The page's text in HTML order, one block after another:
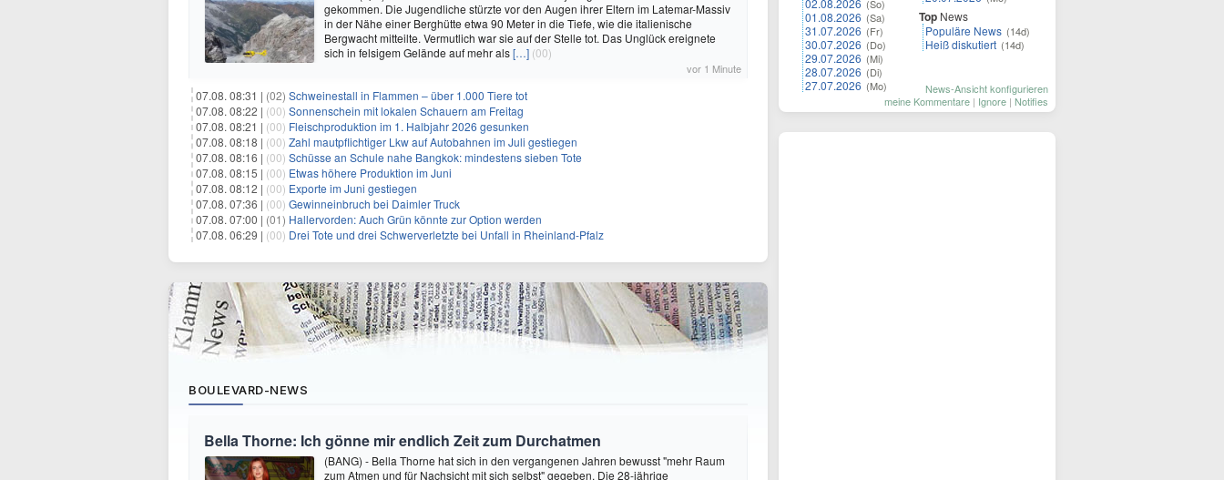
gekommen. Die Jugendliche stürzte vor den Augen ihrer Eltern im Latemar-Massiv
in der Nähe einer Berghütte etwa 90 Meter in die Tiefe, wie die italienische
Bergwacht mitteilte. Vermutlich war sie auf der Stelle tot. Das Unglück ereignete
sich in felsigem Gelände auf mehr als[…] (00)
vor 1 Minute
07.08. 08:31 | (02) Schweinestall in Flammen – über 1.000 Tiere tot
07.08. 08:22 | (00) Sonnenschein mit lokalen Schauern am Freitag
07.08. 08:21 | (00) Fleischproduktion im 1. Halbjahr 2026 gesunken
07.08. 08:18 | (00) Zahl mautpflichtiger Lkw auf Autobahnen im Juli gestiegen
07.08. 08:16 | (00) Schüsse an Schule nahe Bangkok: mindestens sieben Tote
07.08. 08:15 | (00) Etwas höhere Produktion im Juni
07.08. 08:12 | (00) Exporte im Juni gestiegen
07.08. 07:36 | (00) Gewinneinbruch bei Daimler Truck
07.08. 07:00 | (01) Hallervorden: Auch Grün könnte zur Option werden
07.08. 06:29 | (00) Drei Tote und drei Schwerverletzte bei Unfall in Rheinland-Pfalz
BOULEVARD-NEWS
Bella Thorne: Ich gönne mir endlich Zeit zum Durchatmen
(BANG) - Bella Thorne hat sich in den vergangenen Jahren bewusst "mehr Raum
zum Atmen und für Nachsicht mit sich selbst" gegeben. Die 28-jährige
02.08.2026 (So)
01.08.2026 (Sa)
31.07.2026 (Fr)
30.07.2026 (Do)
29.07.2026 (Mi)
28.07.2026 (Di)
27.07.2026 (Mo)
Top News
Populäre News (14d)
Heiß diskutiert (14d)
News-Ansicht konfigurieren
meine Kommentare | Ignore | Notifies